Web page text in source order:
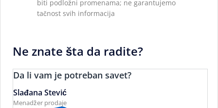
biti podložni promenama; ne garantujemo
tačnost svih informacija
Ne znate šta da radite?
Da li vam je potreban savet?
Slađana Stević
Menadžer prodaje